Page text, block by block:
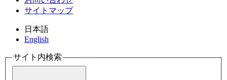
サイトマップ
日本語
English
サイト内検索